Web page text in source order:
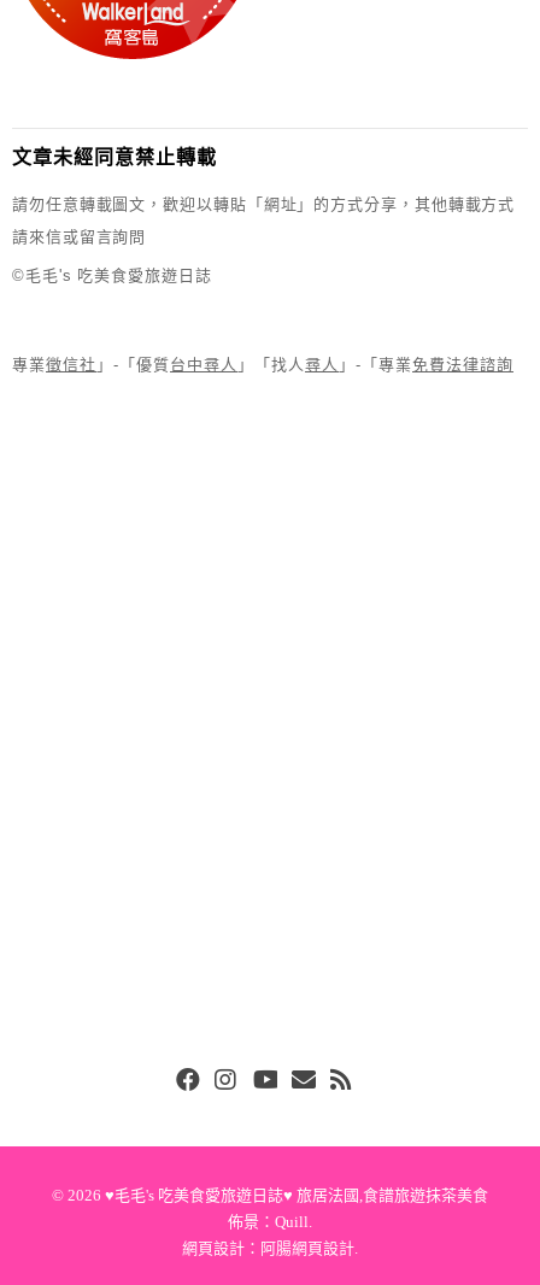
文章未經同意禁止轉載
請勿任意轉載圖文，歡迎以轉貼「網址」的方式分享，其他轉載方式
請來信或留言詢問
©毛毛's 吃美食愛旅遊日誌
專業徵信社 」-「優質台中尋人 」「找人 尋人 」-「專業免費法律諮詢
© 2026 ♥毛毛's 吃美食愛旅遊日誌♥ 旅居法國,食譜旅遊抹茶美食
佈景： Quill
網頁設計： 阿腸網頁設計